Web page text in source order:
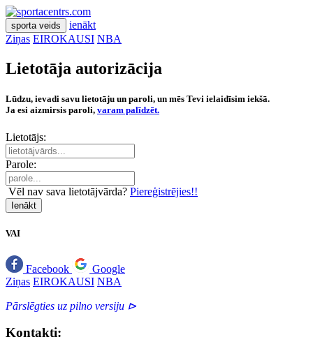
sporta veids
ienākt
Ziņas EIROKAUSI NBA
Lietotāja autorizācija
Lūdzu, ievadi savu lietotāju un paroli, un mēs Tevi ielaidīsim iekšā.
Ja esi aizmirsis paroli, varam palīdzēt.
Lietotājs:
Parole:
Vēl nav sava lietotājvārda? Piereģistrējies!!
Ienākt
VAI
Facebook
Google
Ziņas EIROKAUSI NBA
Pārslēgties uz pilno versiju ⊳
Kontakti: